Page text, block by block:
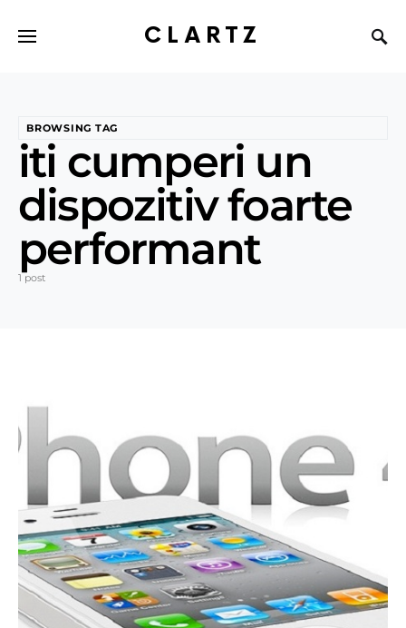
CLARTZ
BROWSING TAG
iti cumperi un
dispozitiv foarte
performant
1 post